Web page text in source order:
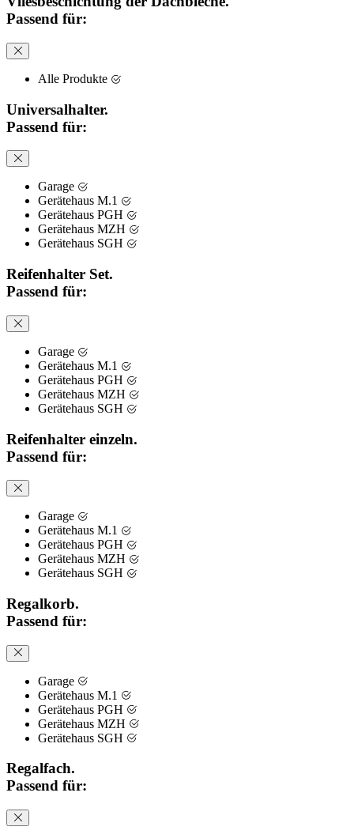
Passend für:
Alle Produkte
Universalhalter.
Passend für:
Garage
Gerätehaus M.1
Gerätehaus PGH
Gerätehaus MZH
Gerätehaus SGH
Reifenhalter Set.
Passend für:
Garage
Gerätehaus M.1
Gerätehaus PGH
Gerätehaus MZH
Gerätehaus SGH
Reifenhalter einzeln.
Passend für:
Garage
Gerätehaus M.1
Gerätehaus PGH
Gerätehaus MZH
Gerätehaus SGH
Regalkorb.
Passend für:
Garage
Gerätehaus M.1
Gerätehaus PGH
Gerätehaus MZH
Gerätehaus SGH
Regalfach.
Passend für: